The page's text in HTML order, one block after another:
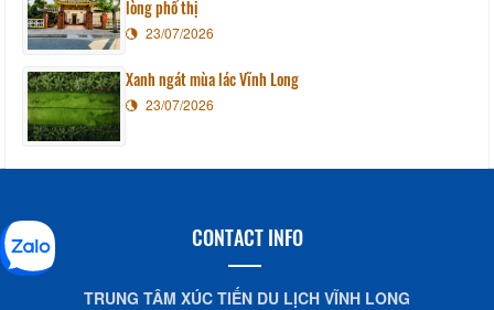
lòng phố thị
23/07/2026
Xanh ngát mùa lác Vĩnh Long
23/07/2026
CONTACT INFO
TRUNG TÂM XÚC TIẾN DU LỊCH VĨNH LONG